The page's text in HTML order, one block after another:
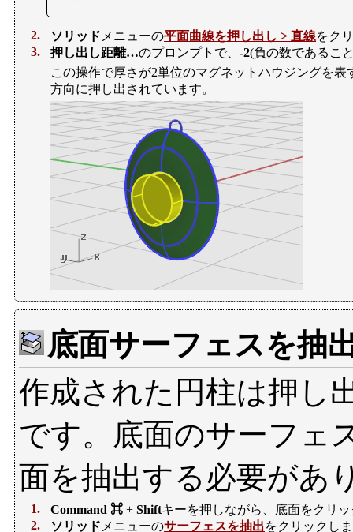
2. ソリッド メニューの平面曲線を押し出し > 直線をク
3.
押し出し距離…のプロンプトで、 -2(負の数であるこ
この操作で厚さが2単位のマグネットハウジングを
方向に押し出されています。
底面サーフェスを抽
作成された円柱は押し
です。底面のサーフェ
面を抽出する必要があ
1. Command ⌘ + Shiftキーを押しながら、底面をクリ
2.
ソリッド メニューのサーフェスを抽出をクリックし